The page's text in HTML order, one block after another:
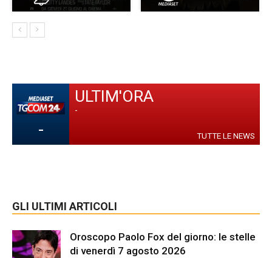
-
ULTIM'ORA
-
TUTTE LE NEWS
GLI ULTIMI ARTICOLI
Oroscopo Paolo Fox del giorno: le stelle
di venerdì 7 agosto 2026